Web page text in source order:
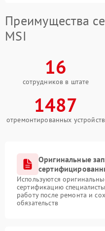
Преимущества
MSI
16
сотрудников в штате
1487
отремонтированных устройств
Оригинальные
Используются
сертификацию
работу после ремонта и
обязательств